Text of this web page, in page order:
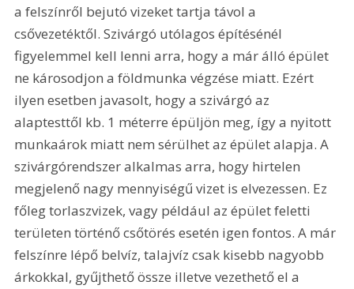
a felszínről bejutó vizeket tartja távol a
csővezetéktől. Szivárgó utólagos építésénél
figyelemmel kell lenni arra, hogy a már álló épület
ne károsodjon a földmunka végzése miatt. Ezért
ilyen esetben javasolt, hogy a szivárgó az
alaptesttől kb. 1 méterre épüljön meg, így a nyitott
munkaárok miatt nem sérülhet az épület alapja. A
szivárgórendszer alkalmas arra, hogy hirtelen
megjelenő nagy mennyiségű vizet is elvezessen. Ez
főleg torlaszvizek, vagy például az épület feletti
területen történő csőtörés esetén igen fontos. A már
felszínre lépő belvíz, talajvíz csak kisebb nagyobb
árkokkal, gyűjthető össze illetve vezethető el a